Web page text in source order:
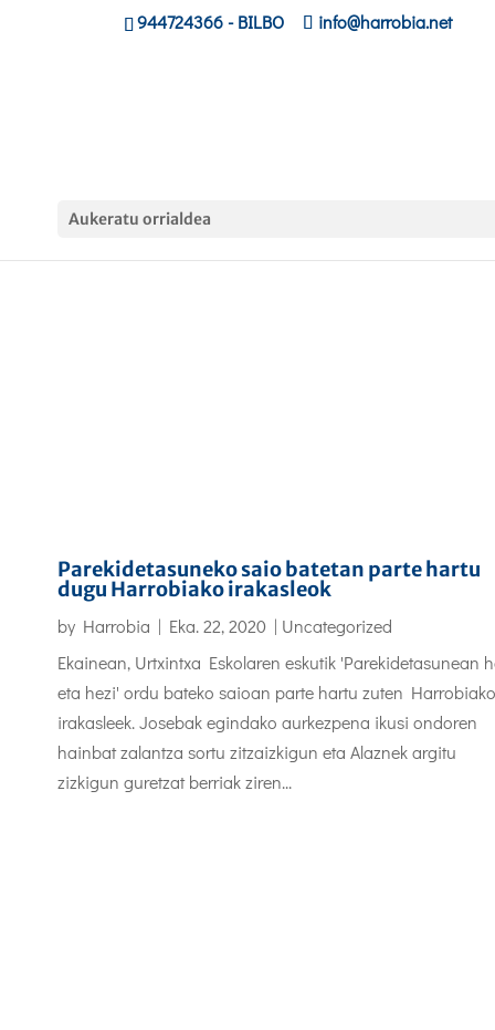
944724366- BILBO info@harrobia.net
Aukeratu orrialdea
Parekidetasuneko saio batetan parte hartu
dugu Harrobiako irakasleok
by Harrobia | Eka. 22, 2020 | Uncategorized
Ekainean, Urtxintxa Eskolaren eskutik 'Parekidetasunean
eta hezi' ordu bateko saioan parte hartu zuten Harrobiako
irakasleek. Josebak egindako aurkezpena ikusi ondoren
hainbat zalantza sortu zitzaizkigun eta Alaznek argitu
zizkigun guretzat berriak ziren...